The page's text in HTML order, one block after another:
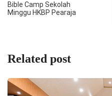
Bible Camp Sekolah
Minggu HKBP Pearaja
Related post